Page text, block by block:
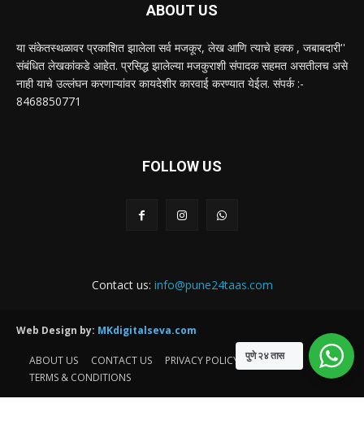
ABOUT US
या संकेतस्थळावर प्रकाशित झालेला सर्व मजकूर, लेख आणि त्याचे हक्क , जबाबदारी''
संबंधित लेखकांकडे आहेत. प्रसिद्ध झालेल्या मजकुराशी संपादक सहमत असतीलच असे
नाही याचे उल्लंघन करणाऱ्यांवर कायदेशीर कारवाई करण्यात येईल. संपर्क :-
8468850771
FOLLOW US
Contact us: info@pune24taas.com
Web Design by: MKdigitalseva.com
ABOUT US CONTACT US
PRIVACY POLICY
TERMS & CONDITIONS
पुणे २४ तास